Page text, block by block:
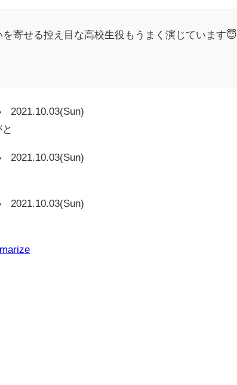
寄せる控え目な高校生役もうまく演じています😇
2021.10.03(Sun)
2021.10.03(Sun)
2021.10.03(Sun)